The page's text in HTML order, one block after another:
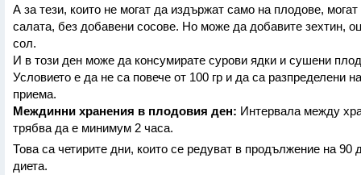
А за тези, които не могат да издържат само на плодове,
салата, без добавени сосове. Но може да добавите зехтин,
сол.
И в този ден може да консумирате сурови ядки и сушени
Условието е да не са повече от 100 гр и да са разпределени
приема.
Междинни хранения в плодовия ден: Интервала между
трябва да е минимум 2 часа.
Това са четирите дни, които се редуват в продължение на 90
диета.